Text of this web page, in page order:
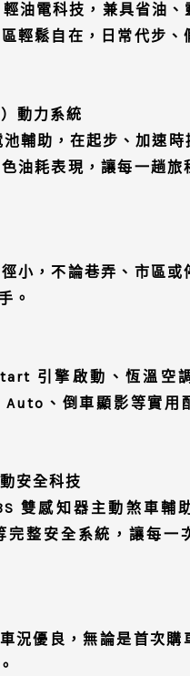
輕油電科技 ，兼具省油
輕鬆自在，日常代步、
動力系統
輔助，在起步、加速時
油耗表現，讓每一趟旅
小，不論巷弄、市區或
。
引擎啟動、恆溫空
、倒車顯影等實用
安全科技
雙感知器主動煞車輔
整安全系統，讓每一
車況優良，無論是首次購